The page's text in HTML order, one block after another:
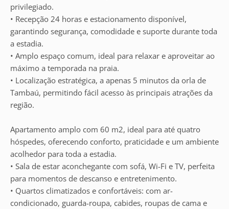
privilegiado.
• Recepção 24 horas e estacionamento disponível,
garantindo segurança, comodidade e suporte durante toda
a estadia.
• Amplo espaço comum, ideal para relaxar e aproveitar ao
máximo a temporada na praia.
• Localização estratégica, a apenas 5 minutos da orla de
Tambaú, permitindo fácil acesso às principais atrações da
região.
Apartamento amplo com 60 m2, ideal para até quatro
hóspedes, oferecendo conforto, praticidade e um ambiente
acolhedor para toda a estadia.
• Sala de estar aconchegante com sofá, Wi-Fi e TV, perfeita
para momentos de descanso e entretenimento.
• Quartos climatizados e confortáveis: com ar-
condicionado, guarda-roupa, cabides, roupas de cama e